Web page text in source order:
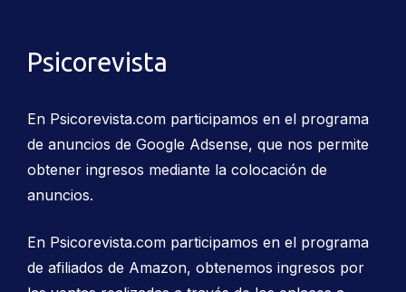
Psicorevista
En Psicorevista.com participamos en el programa
de anuncios de Google Adsense, que nos permite
obtener ingresos mediante la colocación de
anuncios.
En Psicorevista.com participamos en el programa
de afiliados de Amazon, obtenemos ingresos por